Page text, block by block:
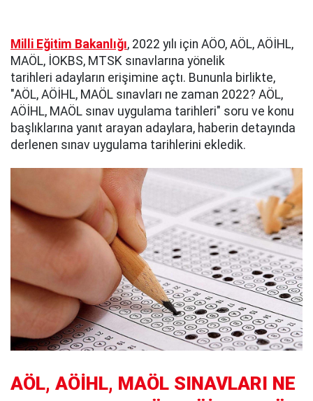
Milli Eğitim Bakanlığı, 2022 yılı için AÖO, AÖL, AÖİHL,
MAÖL, İOKBS, MTSK sınavlarına yönelik
tarihleri adayların erişimine açtı. Bununla birlikte,
"AÖL, AÖİHL, MAÖL sınavları ne zaman 2022? AÖL,
AÖİHL, MAÖL sınav uygulama tarihleri" soru ve konu
başlıklarına yanıt arayan adaylara, haberin detayında
derlenen sınav uygulama tarihlerini ekledik.
AÖL, AÖİHL, MAÖL SINAVLARI NE